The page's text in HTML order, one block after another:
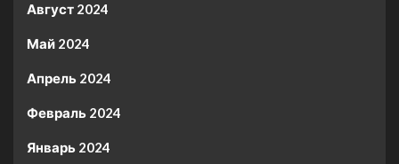
Август 2024
Май 2024
Апрель 2024
Февраль 2024
Январь 2024